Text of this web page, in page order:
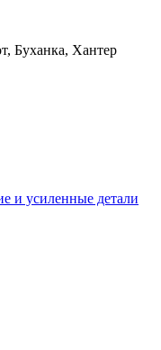
Буханка, Хантер
и усиленные детали